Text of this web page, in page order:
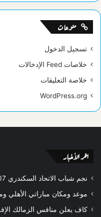
منوعات
تسجيل الدخول
خلاصات Feed الإدخالات
خلاصة التعليقات
WordPress.org
اخر الأخبار
نجم شباب الاتحاد السكندري 2007 يمضي علي أولي خطوات الإحتراف
موعد ومكان مباراتي الأهلي
كاف يعلن منافس الزمالك